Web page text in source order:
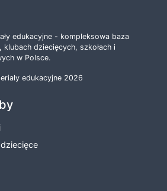
edukacyjne - kompleksowa baza
klubach dziecięcych, szkołach i
w Polsce.
edukacyjne 2026